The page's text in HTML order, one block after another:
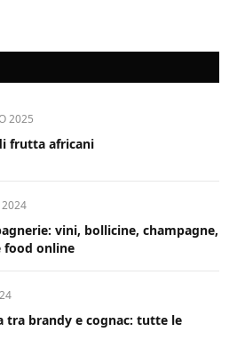
2025
frutta africani
2024
vini, bollicine, champagne,
online
tra brandy e cognac: tutte le